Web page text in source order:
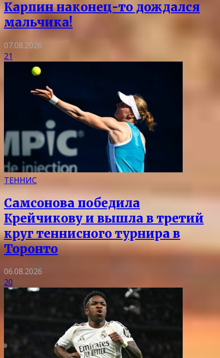
Карпин наконец-то дождался
мальчика!
07.08.2026
21
ТЕННИС
Самсонова победила
Крейчикову и вышла в третий
круг теннисного турнира в
Торонто
06.08.2026
20